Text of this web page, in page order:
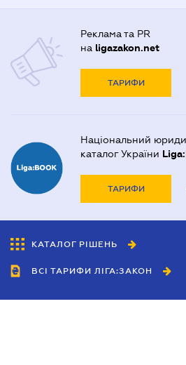
Реклама та PR
на ligazakon.net
ТАРИФИ
Національний
каталог України
ТАРИФИ
КАТАЛОГ РІШЕНЬ
ВСІ ТАРИФИ ЛІГА:ЗАКОН